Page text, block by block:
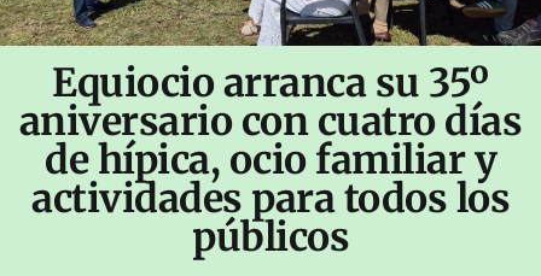
Equiocio arranca su 35º
aniversario con cuatro días
de hípica, ocio familiar y
actividades para todos los
públicos